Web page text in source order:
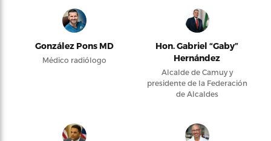
González Pons MD
Médico radiólogo
Hon. Gabriel “Gaby”
Hernández
Alcalde de Camuy y
presidente de la Federación
de Alcaldes